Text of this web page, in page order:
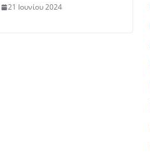
21 Ιουνίου 2024